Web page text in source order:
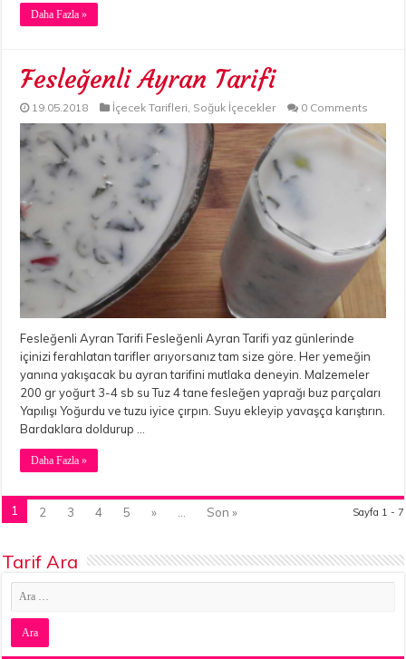
Daha Fazla »
Fesleğenli Ayran Tarifi
19.05.2018 İçecek Tarifleri, Soğuk İçecekler 0 Comments
Fesleğenli Ayran Tarifi Fesleğenli Ayran Tarifi yaz günlerinde
içinizi ferahlatan tarifler arıyorsanız tam size göre. Her yemeğin
yanına yakışacak bu ayran tarifini mutlaka deneyin. Malzemeler
200 gr yoğurt 3-4 sb su Tuz 4 tane fesleğen yaprağı buz parçaları
Yapılışı Yoğurdu ve tuzu iyice çırpın. Suyu ekleyip yavaşça karıştırın.
Bardaklara doldurup …
Daha Fazla »
Sayfa 1 - 7
1 2 3 4 5 » Son »
Tarif Ara